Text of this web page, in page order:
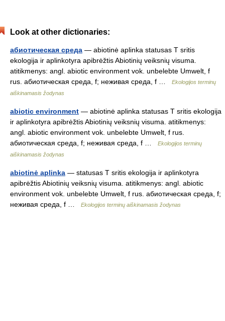
Look at other dictionaries:
абиотическая среда — abiotinė aplinka statusas T sritis
ekologija ir aplinkotyra apibrėžtis Abiotinių veiksnių visuma.
atitikmenys: angl. abiotic environment vok. unbelebte Umwelt, f
rus. абиотическая среда, f; неживая среда, f …
Ekologijos terminų
aiškinamasis žodynas
abiotic environment — abiotinė aplinka statusas T sritis ekologija
ir aplinkotyra apibrėžtis Abiotinių veiksnių visuma. atitikmenys:
angl. abiotic environment vok. unbelebte Umwelt, f rus.
абиотическая среда, f; неживая среда, f …
Ekologijos terminų
aiškinamasis žodynas
abiotinė aplinka — statusas T sritis ekologija ir aplinkotyra
apibrėžtis Abiotinių veiksnių visuma. atitikmenys: angl. abiotic
environment vok. unbelebte Umwelt, f rus. абиотическая среда, f;
неживая среда, f …
Ekologijos terminų aiškinamasis žodynas